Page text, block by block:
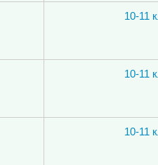
10-11
10-11
10-11